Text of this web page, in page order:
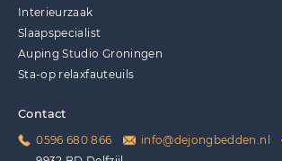
Interieurzaak
Slaapspecialist
Auping Studio Groningen
Sta-op relaxfauteuils
Contact
0596 680 866 info@dejongbedden.nl